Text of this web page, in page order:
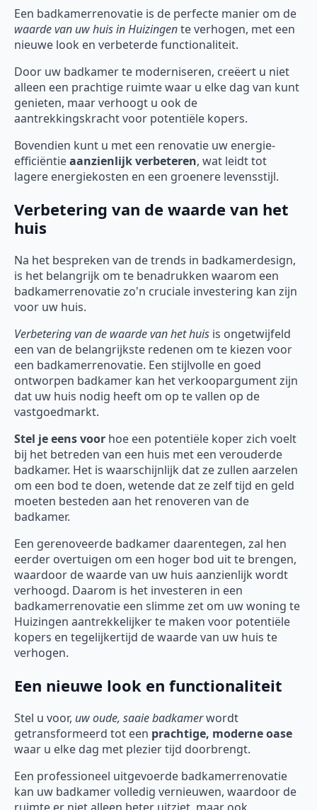
Een badkamerrenovatie is de perfecte manier om de
waarde van uw huis in Huizingente verhogen, met een
nieuwe look en verbeterde functionaliteit.
Door uw badkamer te moderniseren, creëert u niet
alleen een prachtige ruimte waar u elke dag van kunt
genieten, maar verhoogt u ook de
aantrekkingskracht voor potentiële kopers.
Bovendien kunt u met een renovatie uw energie-
efficiëntieaanzienlijk verbeteren, wat leidt tot
lagere energiekosten en een groenere levensstijl.
Verbetering van de waarde van het
huis
Na het bespreken van de trends in badkamerdesign,
is het belangrijk om te benadrukken waarom een
badkamerrenovatie zo'n cruciale investering kan zijn
voor uw huis.
Verbetering van de waarde van het huis is ongetwijfeld
een van de belangrijkste redenen om te kiezen voor
een badkamerrenovatie. Een stijlvolle en goed
ontworpen badkamer kan het verkoopargument zijn
dat uw huis nodig heeft om op te vallen op de
vastgoedmarkt.
Stel je eens voor hoe een potentiële koper zich voelt
bij het betreden van een huis met een verouderde
badkamer. Het is waarschijnlijk dat ze zullen aarzelen
om een bod te doen, wetende dat ze zelf tijd en geld
moeten besteden aan het renoveren van de
badkamer.
Een gerenoveerde badkamer daarentegen, zal hen
eerder overtuigen om een hoger bod uit te brengen,
waardoor de waarde van uw huis aanzienlijk wordt
verhoogd. Daarom is het investeren in een
badkamerrenovatie een slimme zet om uw woning te
Huizingen aantrekkelijker te maken voor potentiële
kopers en tegelijkertijd de waarde van uw huis te
verhogen.
Een nieuwe look en functionaliteit
Stel u voor, uw oude, saaie badkamerwordt
getransformeerd tot een prachtige, moderne oase
waar u elke dag met plezier tijd doorbrengt.
Een professioneel uitgevoerde badkamerrenovatie
kan uw badkamer volledig vernieuwen, waardoor de